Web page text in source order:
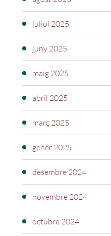
juliol 2025
juny 2025
maig 2025
abril 2025
març 2025
gener 2025
desembre 2024
novembre 2024
octubre 2024